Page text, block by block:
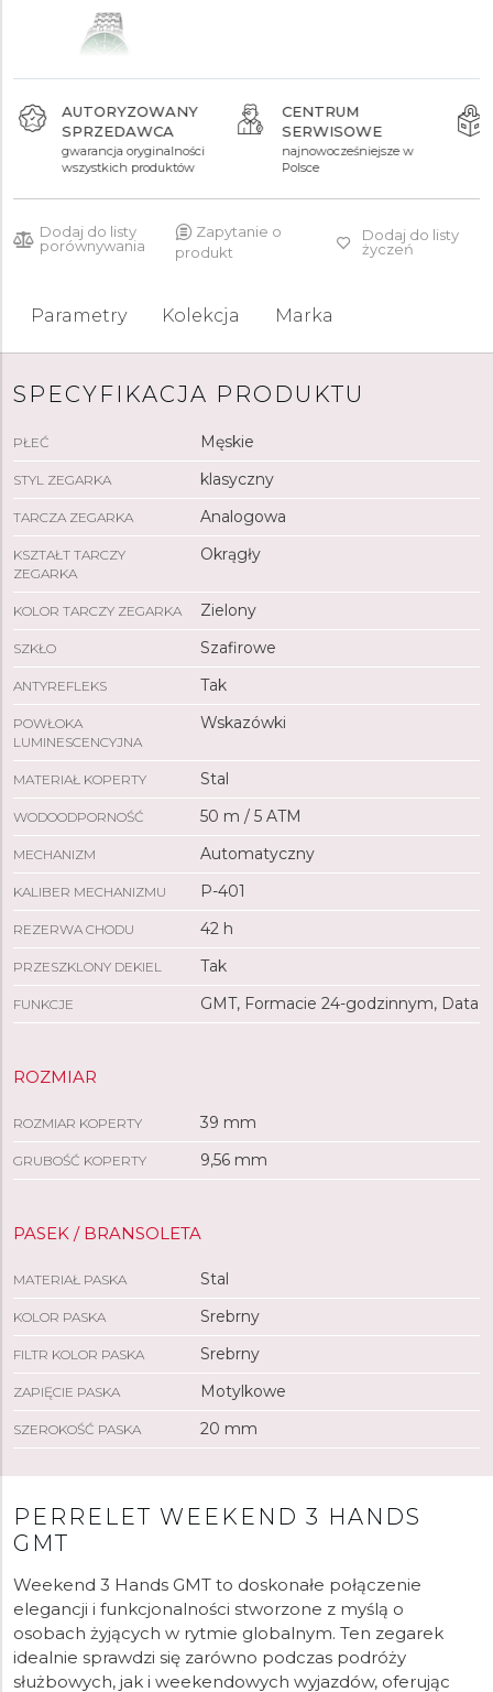
9 590 zł
AUTORYZOWANY
SPRZEDAWCA
gwarancja oryginalności
wszystkich produktów
CENTRUM
SERWISOWE
najnowocześniejsze w
Polsce
Dodaj do listy
porównywania
Zapytanie o
produkt
Dodaj do listy
życzeń
Parametry Kolekcja Marka
SPECYFIKACJA PRODUKTU
PŁEĆ Męskie
STYL ZEGARKA klasyczny
TARCZA ZEGARKA Analogowa
KSZTAŁT TARCZY
ZEGARKA
Okrągły
KOLOR TARCZY ZEGARKA Zielony
SZKŁO Szafirowe
ANTYREFLEKS Tak
POWŁOKA
LUMINESCENCYJNA
Wskazówki
MATERIAŁ KOPERTY Stal
WODOODPORNOŚĆ 50 m / 5 ATM
MECHANIZM Automatyczny
KALIBER MECHANIZMU P-401
REZERWA CHODU 42 h
PRZESZKLONY DEKIEL Tak
FUNKCJE GMT, Formacie 24-godzinnym, Data
ROZMIAR
ROZMIAR KOPERTY 39 mm
GRUBOŚĆ KOPERTY 9,56 mm
PASEK / BRANSOLETA
MATERIAŁ PASKA Stal
KOLOR PASKA Srebrny
FILTR KOLOR PASKA Srebrny
ZAPIĘCIE PASKA Motylkowe
SZEROKOŚĆ PASKA 20 mm
PERRELET WEEKEND 3 HANDS
GMT
Weekend 3 Hands GMT to doskonałe połączenie
elegancji i funkcjonalności stworzone z myślą o
osobach żyjących w rytmie globalnym. Ten zegarek
idealnie sprawdzi się zarówno podczas podróży
służbowych, jak i weekendowych wyjazdów, oferując